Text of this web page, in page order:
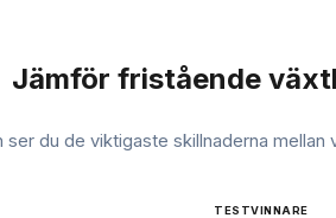
Jämför fristående
ser du de viktigaste skillnaderna
TESTVINNARE